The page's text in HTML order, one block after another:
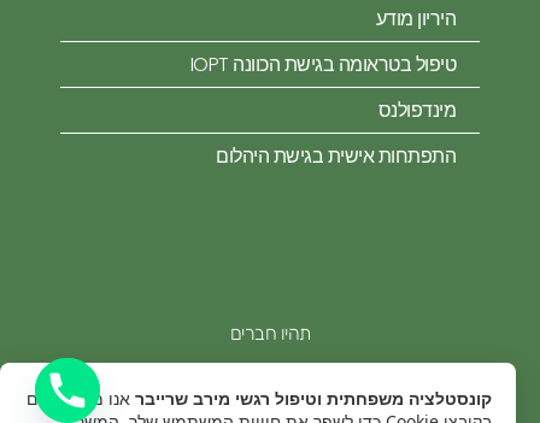
תהיו חברים
היריון מודע
טיפול בטראומה בגישת הכוונה IOPT
מינדפולנס
התפתחות אישית בגישת היהלום
קונסטלציה משפחתית וטיפול רגשי מירב שרייבר אנו משתמשים